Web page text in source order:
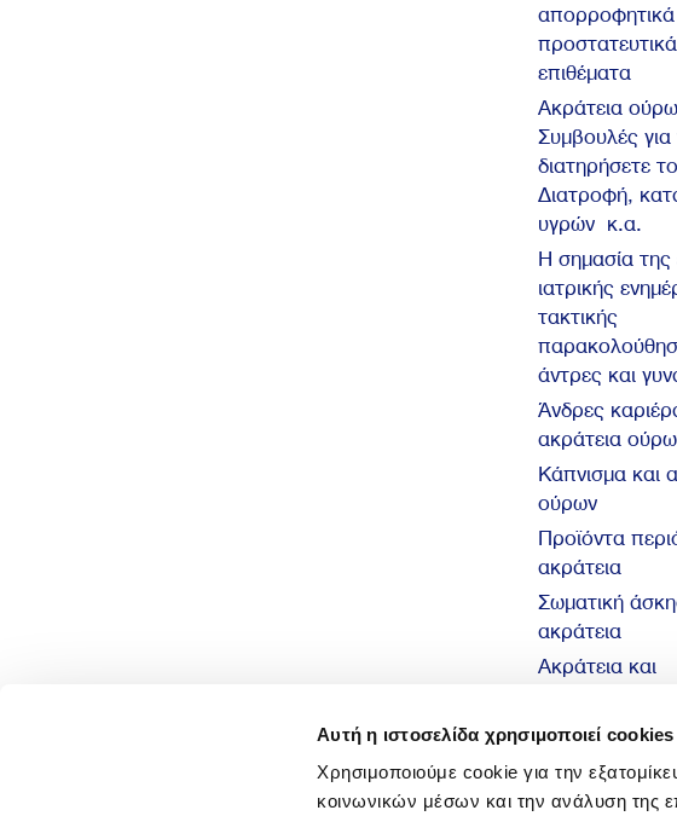
Αυτή η ιστοσελίδα χρησιμοποιεί cookies
Χρησιμοποιούμε cookie για την
κοινωνικών μέσων και την ανάλυση της
απορροφητικά
προστατευτικά
επιθέματα
Ακράτεια
Συμβουλές για
διατηρήσετε
Διατροφή,
υγρών κ.α.
Η σημασία της
ιατρικής
τακτικής
άντρες και
Άνδρες
ακράτεια
Κάπνισμα και
ούρων
Προϊόντα
ακράτεια
Σωματική
ακράτεια
Ακράτεια και
10 βασικά
την ακράτεια